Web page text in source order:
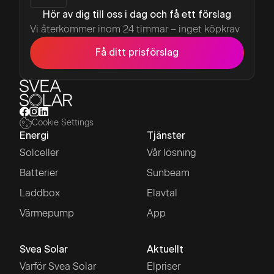
Hör av dig till oss i dag och få ett förslag
Vi återkommer inom 24 timmar – inget köpkrav
Få ditt prisförslag
Cookie Settings
Energi
Solceller
Batterier
Laddbox
Värmepump
Tjänster
Vår lösning
Sunbeam
Elavtal
App
Svea Solar
Varför Svea Solar
Aktuellt
Elpriser